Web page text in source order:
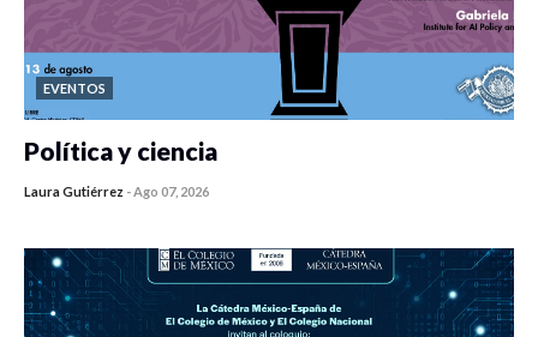
EVENTOS
Política y ciencia
Laura Gutiérrez -Ago 07, 2026